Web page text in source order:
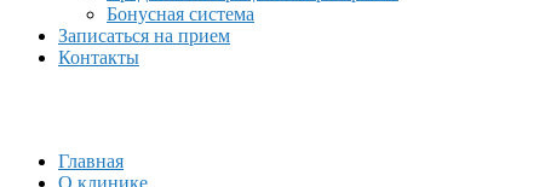
Бонусная система
Записаться на прием
Контакты
Главная
О клинике